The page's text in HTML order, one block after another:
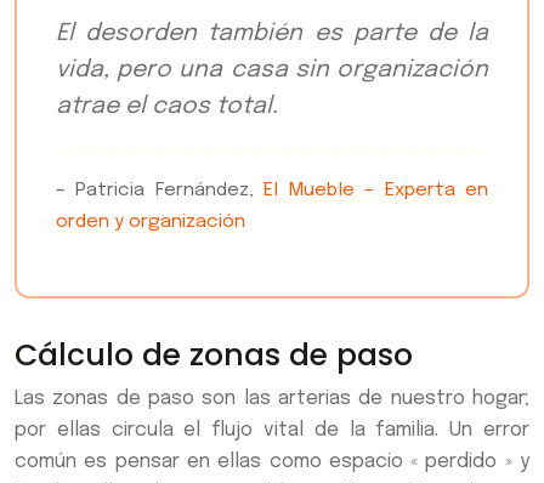
El desorden también es parte de la
vida, pero una casa sin organización
atrae el caos total.
– Patricia Fernández,
El Mueble – Experta en
orden y organización
Cálculo de zonas de paso
Las zonas de paso son las arterias de nuestro hogar;
por ellas circula el flujo vital de la familia. Un error
común es pensar en ellas como espacio « perdido » y